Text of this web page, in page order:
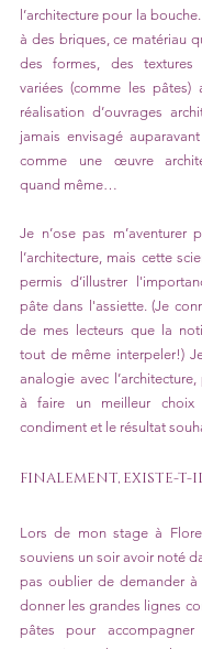
l’architecture pour la
à des briques, ce matériau
des formes, des textures
variées (comme les pâtes)
réalisation d’ouvrages
jamais envisagé
comme une œuvre
quand même…
Je n’ose pas
l’architecture, mais cette
permis d’illustrer
pâte dans l'assiette. (Je
de mes lecteurs que la
tout de même interpeler!)
analogie avec l’architecture,
à faire un meilleur
condiment et le résultat
FINALEMENT, EXISTE-T-
Lors de mon stage à
souviens un soir avoir noté
pas oublier de demander
donner les grandes lignes
pâtes pour